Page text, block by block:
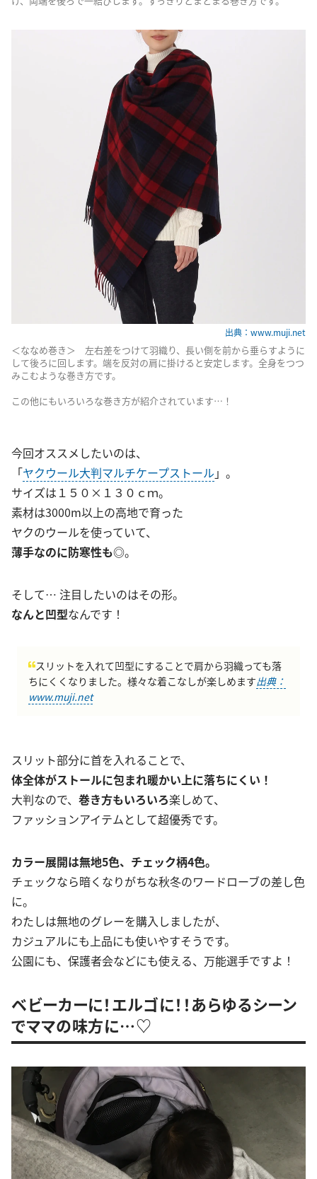
出典：www.muji.net
＜ななめ巻き＞ 左右差をつけて羽織り、長い側を前から垂らすように
して後ろに回します。端を反対の肩に掛けると安定します。全身をつつ
みこむような巻き方です。
この他にもいろいろな巻き方が紹介されています…！
今回オススメしたいのは、
「ヤクウール大判マルチケープストール 」。
サイズは１５０×１３０ｃｍ。
素材は3000m以上の高地で育った
ヤクのウールを使っていて、
薄手なのに防寒性も◎。
そして… 注目したいのはその形。
なんと凹型なんです！
スリットを入れて凹型にすることで肩から羽織っても落
ちにくくなりました。様々な着こなしが楽しめます出典：
www.muji.net
スリット部分に首を入れることで、
体全体がストールに包まれ暖かい上に落ちにくい！
大判なので、 巻き方もいろいろ楽しめて、
ファッションアイテムとして超優秀です。
カラー展開は無地5色、チェック柄4色。
チェックなら暗くなりがちな秋冬のワードローブの差し色
に。
わたしは無地のグレーを購入しましたが、
カジュアルにも上品にも使いやすそうです。
公園にも、保護者会などにも使える、万能選手ですよ！
ベビーカーに！エルゴに！！あらゆるシーン
でママの味方に…♡